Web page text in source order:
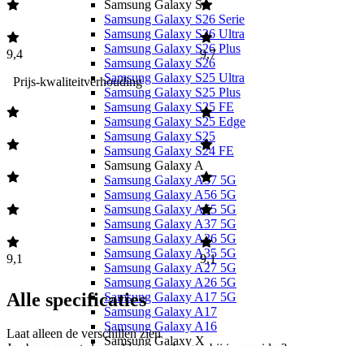
Samsung Galaxy S
Samsung Galaxy S26 Serie
Samsung Galaxy S26 Ultra
Samsung Galaxy S26 Plus
Samsung Galaxy S26
Samsung Galaxy S25 Ultra
Samsung Galaxy S25 Plus
Samsung Galaxy S25 FE
Samsung Galaxy S25 Edge
Samsung Galaxy S25
Samsung Galaxy S24 FE
Samsung Galaxy A
Samsung Galaxy A57 5G
Samsung Galaxy A56 5G
Samsung Galaxy A55 5G
Samsung Galaxy A37 5G
Samsung Galaxy A36 5G
Samsung Galaxy A35 5G
Samsung Galaxy A27 5G
Samsung Galaxy A26 5G
Samsung Galaxy A17 5G
Samsung Galaxy A17
Samsung Galaxy A16
Samsung Galaxy X
9,4
9,7
Prijs-kwaliteitverhouding
9,1 9,1
Alle specificaties
Laat alleen de verschillen zien